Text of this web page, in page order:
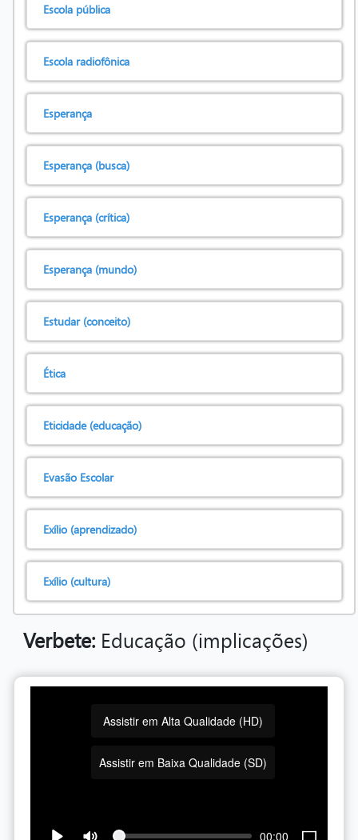
Escola pública
Escola radiofônica
Esperança
Esperança (busca)
Esperança (crítica)
Esperança (mundo)
Estudar (conceito)
Ética
Eticidade (educação)
Evasão Escolar
Exílio (aprendizado)
Exílio (cultura)
Verbete:Educação (implicações)
Assistir em Alta Qualidade (HD)
Assistir em Baixa Qualidade (SD)
00:00